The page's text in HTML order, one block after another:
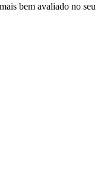
bem avaliado no seu